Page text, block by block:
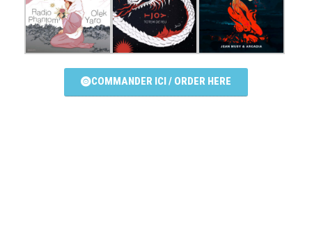
COMMANDER ICI / ORDER HERE